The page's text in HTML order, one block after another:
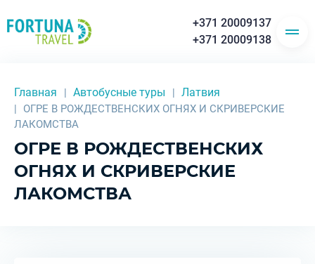
+371 20009137
+371 20009138
Главная Автобусные туры Латвия
ОГРЕ В РОЖДЕСТВЕНСКИХ ОГНЯХ И СКРИВЕРСКИЕ
ЛАКОМСТВА
ОГРЕ В РОЖДЕСТВЕНСКИХ
ОГНЯХ И СКРИВЕРСКИЕ
ЛАКОМСТВА